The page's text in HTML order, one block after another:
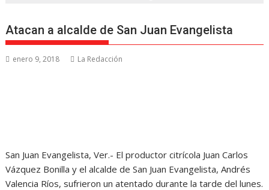
Atacan a alcalde de San Juan Evangelista
enero 9, 2018 La Redacción
San Juan Evangelista, Ver.- El productor citrícola Juan Carlos
Vázquez Bonilla y el alcalde de San Juan Evangelista, Andrés
Valencia Ríos, sufrieron un atentado durante la tarde del lunes.